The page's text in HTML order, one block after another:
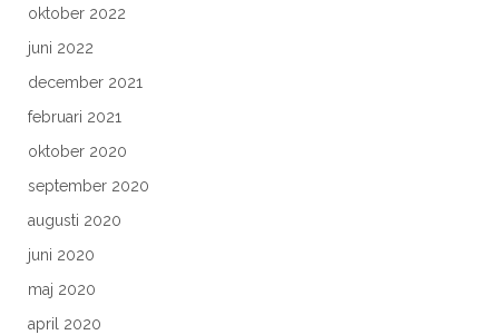
oktober 2022
juni 2022
december 2021
februari 2021
oktober 2020
september 2020
augusti 2020
juni 2020
maj 2020
april 2020